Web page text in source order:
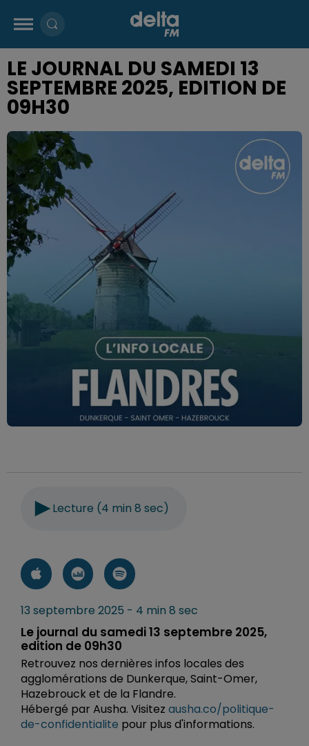
LE JOURNAL DU SAMEDI 13
SEPTEMBRE 2025, EDITION DE
09H30
Lecture (4 min 8 sec)
13 septembre 2025 - 4 min 8 sec
Le journal du samedi 13 septembre 2025,
edition de 09h30
Retrouvez nos dernières infos locales des
agglomérations de Dunkerque, Saint-Omer,
Hazebrouck et de la Flandre.
Hébergé par Ausha. Visitez ausha.co/politique-
de-confidentialite pour plus d'informations.